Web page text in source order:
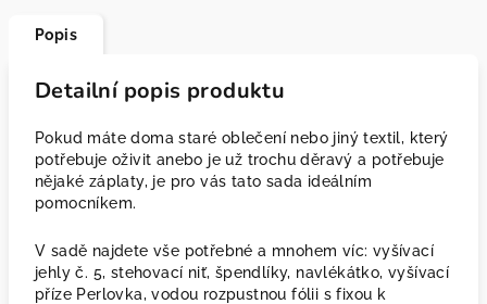
Popis
Detailní popis produktu
Pokud máte doma staré oblečení nebo jiný textil, který
potřebuje oživit anebo je už trochu děravý a potřebuje
nějaké záplaty, je pro vás tato sada ideálním
pomocníkem.
V sadě najdete vše potřebné a mnohem víc: vyšívací
jehly č. 5, stehovací niť, špendlíky, navlékátko, vyšívací
příze Perlovka, vodou rozpustnou fólii s fixou k